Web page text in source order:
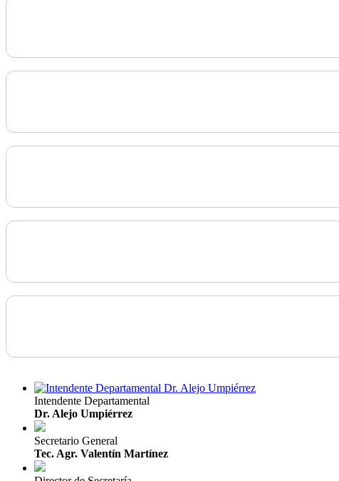
Intendente Departamental
Dr. Alejo Umpiérrez
Secretario General
Tec. Agr. Valentín Martínez